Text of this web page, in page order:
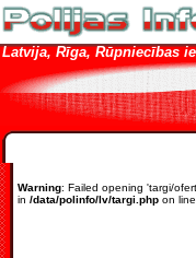
Latvija, Rīga, Rūpniecības
Warning: Failed opening 'targi/
in /data/polinfo/lv/targi.phpon line